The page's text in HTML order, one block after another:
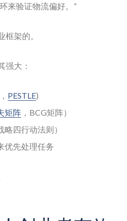
来验证物流偏好。”
架的。
强大：
PESTLE)
矩阵 ，BCG矩阵）
四行动法则）
优先处理任务